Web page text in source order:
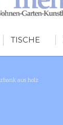
TISCHE
aus holz